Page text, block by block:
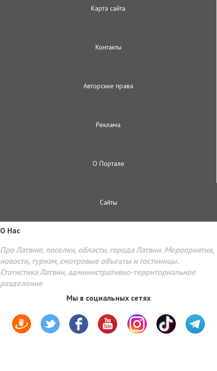
Карта сайта
Контакты
Авторские права
Реклама
О Портале
Сайты
O Hac
Про Латвию, поселки, области, города Латвии. Мероприятия,
новости, туризм, смотровые объекты и гостиницы.
Статистика Латвии, административно-территориальное
разделение
Мы в социальных сетях